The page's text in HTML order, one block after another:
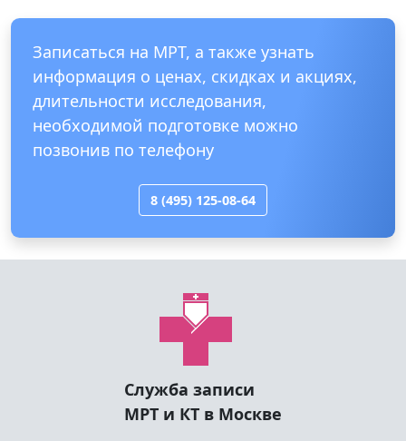
Записаться на МРТ, а также узнать
информация о ценах, скидках и акциях,
длительности исследования,
необходимой подготовке можно
позвонив по телефону
8 (495) 125-08-64
Служба записи
МРТ и КТ в Москве